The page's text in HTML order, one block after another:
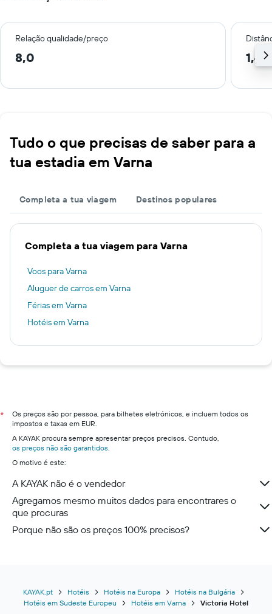
Relação qualidade/preço
8,0 1,4
Tudo o que precisas de saber para a
tua estadia em Varna
Completa a tua viagem Destinos populares
Completa a tua viagem para Varna
Voos para Varna
Aluguer de carros em Varna
Férias em Varna
Hotéis em Varna
*
Os preços são por pessoa, para bilhetes eletrónicos, e incluem todos os
impostos e taxas em EUR.
A KAYAK procura sempre apresentar preços precisos. Contudo,
os preços não são garantidos.
O motivo é este:
A KAYAK não é o vendedor
Agregamos mesmo muitos dados para encontrares o
que procuras
Porque não são os preços 100% precisos?
KAYAK.pt Hotéis Hotéis na Europa
Hotéis na Bulgária
Hotéis em Sudeste Europeu
Hotéis em Varna Victoria Hotel